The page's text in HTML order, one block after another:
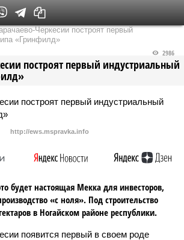
Версия на Кавказе
Черкесии построят первый
«Гринфилд»
построят первый индустриальный
2986
http://ews.mspravka.info
будет настоящая Мекка для инвесторов,
«с ноля». Под строительство
в Ногайском районе республики.
появится первый в своем роде